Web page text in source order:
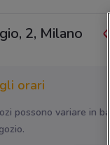
2, Milano
orari
possono variare in